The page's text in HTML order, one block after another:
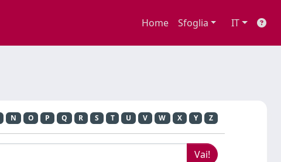
Home Sfoglia IT
N O P Q R S T U V W X Y Z